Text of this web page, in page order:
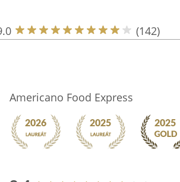
(142)
Americano Food Express